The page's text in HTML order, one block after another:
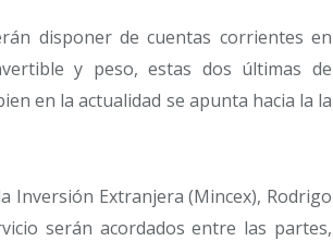
disponer de cuentas corrientes en
y peso, estas dos últimas de
en la actualidad se apunta hacia la la
Inversión Extranjera (Mincex), Rodrigo
serán acordados entre las partes,